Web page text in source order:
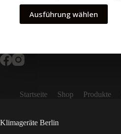
Ausführung wählen
Produkt
weist
auf.
Die
der
werden
Startseite Shop Produkte
Klimageräte Berlin